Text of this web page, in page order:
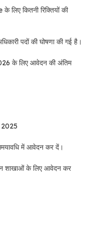
कितनी रिक्तियों की
पदों की घोषणा की गई है।
के लिए आवेदन की अंतिम
2025
में आवेदन कर दें।
शाखाओं के लिए आवेदन कर